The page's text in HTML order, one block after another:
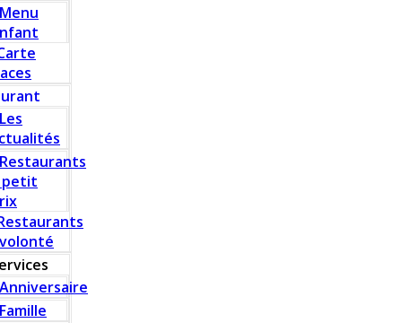
Menu
Les
Restaurants
petit
Anniversaire
Famille